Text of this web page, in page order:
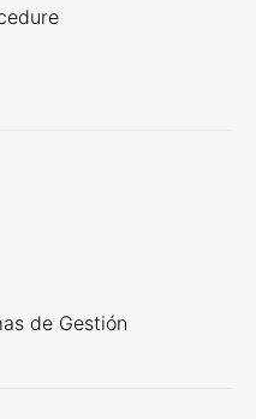
de Gestión